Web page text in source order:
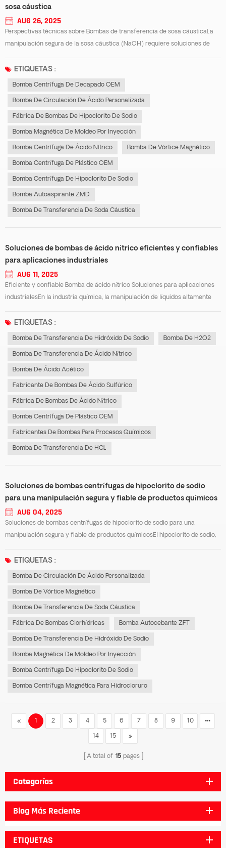
sosa cáustica
AUG 26, 2025
Perspectivas técnicas sobre Bombas de transferencia de sosa cáusticaLa
manipulación segura de la sosa cáustica (NaOH) requiere soluciones de
corrosiva. Una bomba de transferencia de sosa cáustica bien diseñada es
esencial para gar...
ETIQUETAS :
Bomba Centrífuga De Decapado OEM
Bomba De Circulación De Ácido Personalizada
Fábrica De Bombas De Hipoclorito De Sodio
Bomba Magnética De Moldeo Por Inyección
Bomba Centrífuga De Ácido Nítrico Bomba De Vórtice Magnético
Bomba Centrífuga De Plástico OEM
Bomba Centrífuga De Hipoclorito De Sodio
Bomba Autoaspirante ZMD
Bomba De Transferencia De Soda Cáustica
Soluciones de bombas de ácido nítrico eficientes y confiables
para aplicaciones industriales
AUG 11, 2025
Eficiente y confiable Bomba de ácido nítrico Soluciones para aplicaciones
industrialesEn la industria química, la manipulación de líquidos altamente
especializadas. Un sistema bien diseñado... Bomba de transferencia de ácido
ETIQUETAS :
Bomba De Transferencia De Hidróxido De Sodio Bomba De H2O2
Bomba De Transferencia De Ácido Nítrico
Bomba De Ácido Acético
Fabricante De Bombas De Ácido Sulfúrico
Fábrica De Bombas De Ácido Nítrico
Bomba Centrífuga De Plástico OEM
Fabricantes De Bombas Para Procesos Químicos
Bomba De Transferencia De HCL
Soluciones de bombas centrífugas de hipoclorito de sodio
para una manipulación segura y fiable de productos químicos
AUG 04, 2025
Soluciones de bombas centrífugas de hipoclorito de sodio para una
manipulación segura y fiable de productos químicosEl hipoclorito de sodio,
y las industrias de limpieza, es altamente corrosivo y requiere equipo
ETIQUETAS :
Bomba De Circulación De Ácido Personalizada
Bomba De Vórtice Magnético
Bomba De Transferencia De Soda Cáustica
Fábrica De Bombas Clorhídricas Bomba Autocebante ZFT
Bomba De Transferencia De Hidróxido De Sodio
Bomba Magnética De Moldeo Por Inyección
Bomba Centrífuga De Hipoclorito De Sodio
Bomba Centrífuga Magnética Para Hidrocloruro
1 2 3 4 5 6 7 8 9 10
14 15
A total of 15 pages
Categorías
Blog Más Reciente
ETIQUETAS